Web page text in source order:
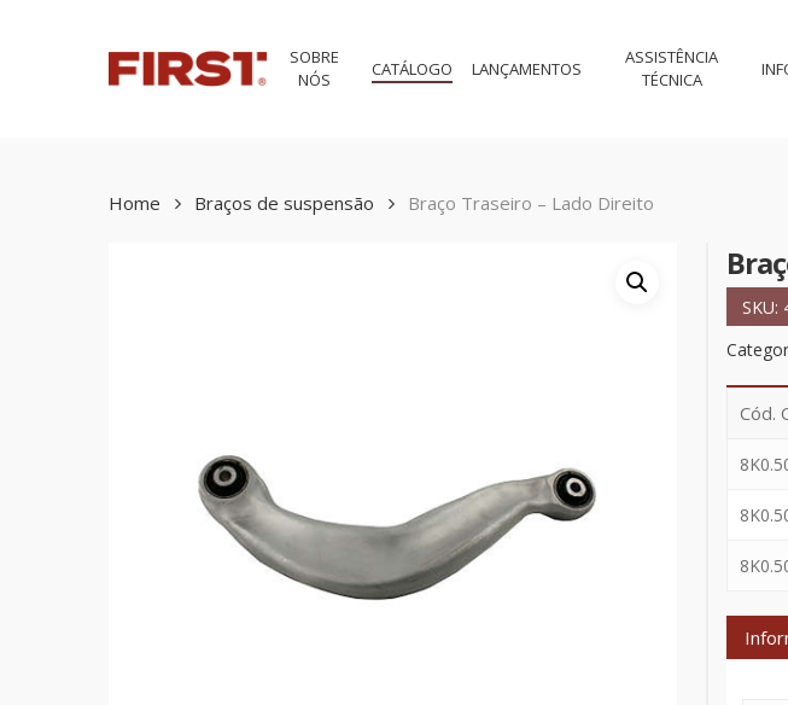
SOBRE
NÓS
CATÁLOGO LANÇAMENTOS
ASSISTÊNCIA
TÉCNICA
Home Braços de suspensão Braço Traseiro – Lado Direito
SKU:
Cód.